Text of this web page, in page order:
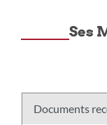
Ses
Documents